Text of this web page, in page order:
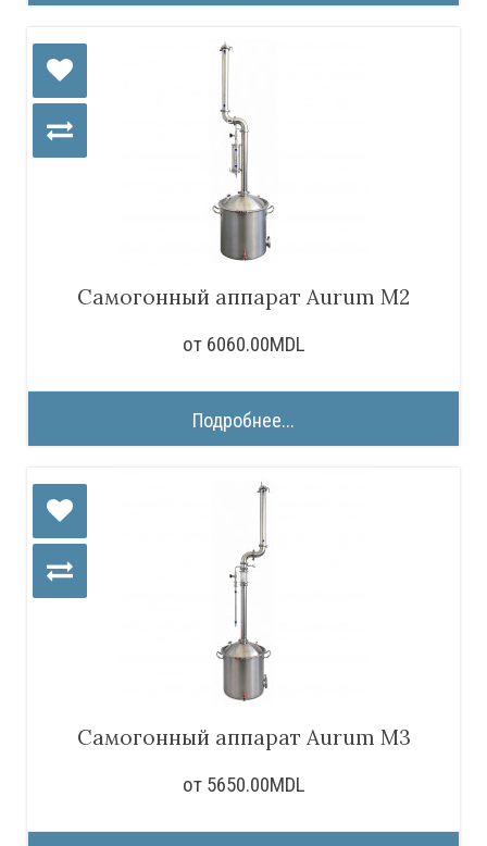
Самогонный аппарат Aurum M2
от 6060.00MDL
Подробнее...
Самогонный аппарат Aurum M3
от 5650.00MDL